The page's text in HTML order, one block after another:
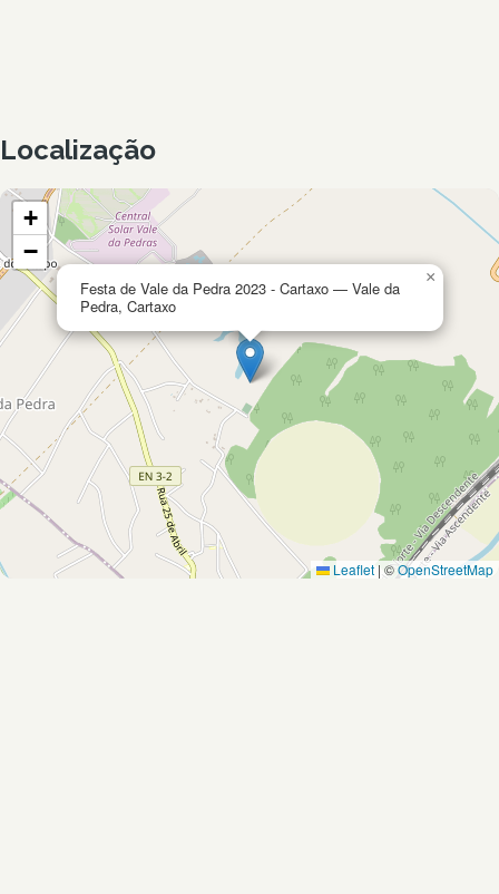
Localização
Festa de Vale da Pedra 2023 - Cartaxo — Vale da
Pedra, Cartaxo
×
+
−
Leaflet | ©OpenStreetMap